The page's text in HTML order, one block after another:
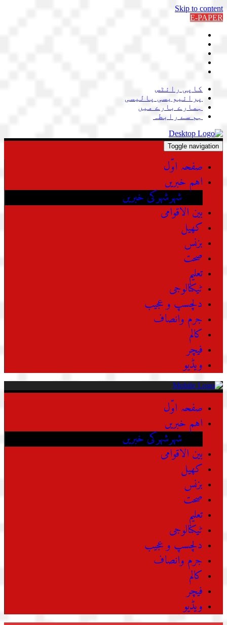
Skip to content
E-PAPER
کاپی رائٹس
پرائیویسی پالیسی
ہمارے بارے میں
ہم سے رابطہ
Toggle navigation
صفحہ اوّل
اہم خبریں
شہرشہرکی خبریں
بین الاقوامی
کھیل
بزنس
صحت
تعلیم
ٹیکنالوجی
دلچسپ و عجیب
جرم وانصاف
کالم
فیچر
ویڈیو
صفحہ اوّل
اہم خبریں
شہرشہرکی خبریں
بین الاقوامی
کھیل
بزنس
صحت
تعلیم
ٹیکنالوجی
دلچسپ و عجیب
جرم وانصاف
کالم
فیچر
ویڈیو